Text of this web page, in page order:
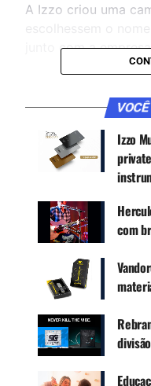
A Izzo criou uma
junto com a
essa semana e
coloridos da Izzo.
CONTINUE ACOMPANHANDO
Receba novas
WhatsApp e no
A nova linha está
Izzo
com